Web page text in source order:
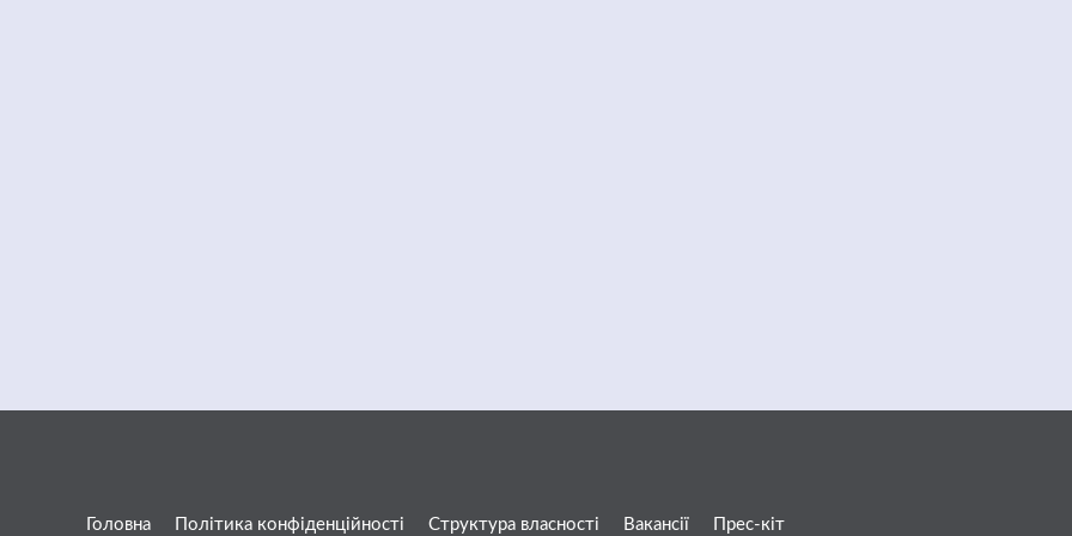
Головна Політика конфіденційності Структура власності Вакансії Прес-кіт